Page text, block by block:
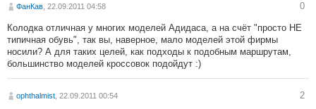
ФанКав , 22.09.2011 04:58 0
Колодка отличная у многих моделей Адидаса, а на счёт "просто НЕ
типичная обувь", так вы, наверное, мало моделей этой фирмы
носили? А для таких целей, как подходы к подобным маршрутам,
большинство моделей кроссовок подойдут :)
ophthalmist , 22.09.2011 00:54 2